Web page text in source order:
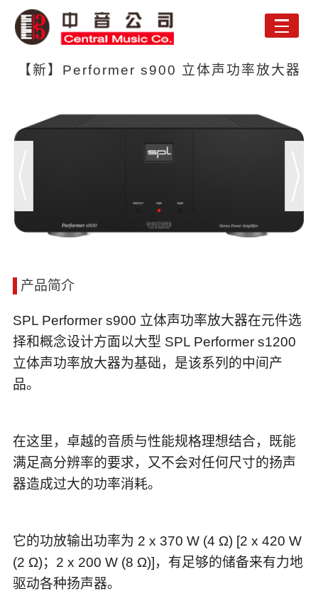
Toggle
【新】Performer s900 立体声功率放大器
产品简介
SPL Performer s900 立体声功率放大器在元件选
择和概念设计方面以大型 SPL Performer s1200
立体声功率放大器为基础，是该系列的中间产
品。
在这里，卓越的音质与性能规格理想结合，既能
满足高分辨率的要求，又不会对任何尺寸的扬声
器造成过大的功率消耗。
它的功放输出功率为 2 x 370 W (4 Ω) [2 x 420 W
(2 Ω)；2 x 200 W (8 Ω)]，有足够的储备来有力地
驱动各种扬声器。